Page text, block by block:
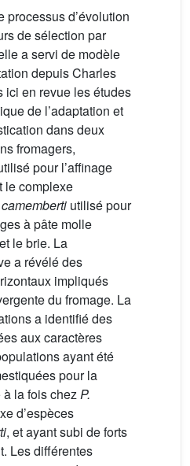
processus d’évolution
de sélection par
a servi de modèle
depuis Charles
ici en revue les études
de l’adaptation et
dans deux
fromagers,
pour l’affinage
le complexe
utilisé pour
à pâte molle
le brie. La
a révélé des
impliqués
du fromage. La
a identifié des
aux caractères
ayant été
pour la
la fois chezP.
d’espèces
, et ayant subi de forts
Les différentes